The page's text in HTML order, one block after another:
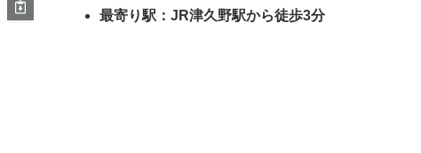
最寄り駅：JR津久野駅から徒歩3分